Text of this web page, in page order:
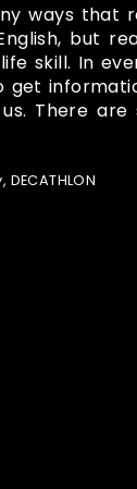
ways that
but
skill. In
get
There are